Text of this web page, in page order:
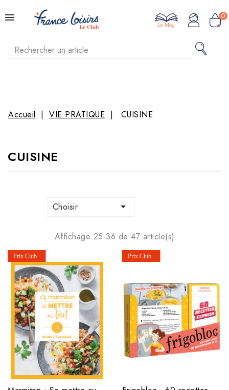
0
Le Mag
Accueil VIE PRATIQUE CUISINE
CUISINE
Choisir 
Affichage 25-36 de 47 article(s)